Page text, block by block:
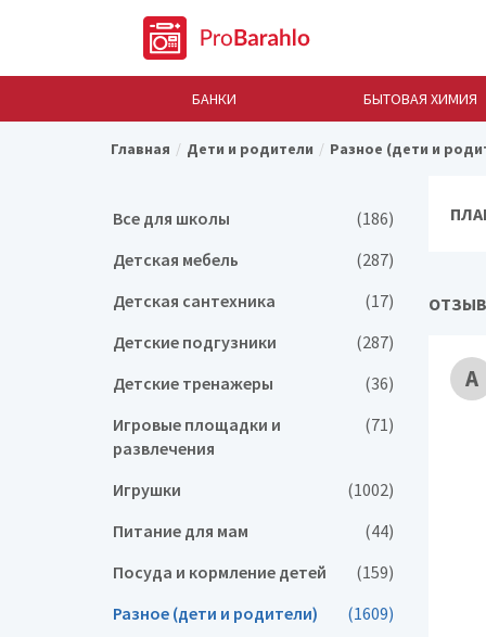
БАНКИ БЫТОВАЯ ХИМИЯ
Главная Дети и родители Разное (дети и
А
Все для школы
(186)
Детская мебель
(287)
Детская сантехника
(17)
Детские подгузники
(287)
Детские тренажеры
(36)
Игровые площадки и
развлечения
(71)
Игрушки
(1002)
Питание для мам
(44)
Посуда и кормление детей
(159)
Разное (дети и родители)
(1609)